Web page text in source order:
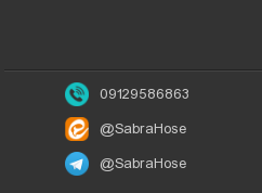
09129586863
@SabraHose
@SabraHose